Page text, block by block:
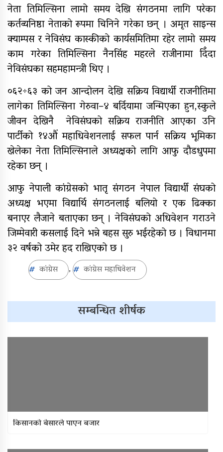
यौनिक तथा लैङ्गिक अल्पसंख्यक
बालबालिका तथा समुदायका मुद्दाका
विषयमा शिक्षकहरुलाई तालिम
राष्ट्रपति रनिङ शिल्डको जिल्ला स्तरीय
प्रतियोगिता सुरु
गर्भवतीको हेलिकप्टरबाट उद्धार
आर्थिक गणनाकाे लागि खटिए गणक
आजदेखि देशभर आर्थिक गणना सुरु हुँदै
एम्बुलेन्स दुर्घटना : दुईको मृत्यु,दुई
सामुदायिक विद्यालयलाई
फुटबल हस्तान्तरण
नेता तिमिल्सिना लामो समय देखि संगठनमा लागि परेका
कर्तव्यनिष्ठा नेताको रूपमा चिनिने गरेका छन् । अमृत साइन्स
क्याम्पस र नेविसंघ कास्कीको कार्यसमितिमा रहेर लामो समय
काम गरेका तिमिल्सिना नैनसिंह महरले राजीनामा दिँदा
नेविसंघका सहमहामन्त्री थिए ।
०६२÷६३ को जन आन्दोलन देखि सक्रिय विद्यार्थी राजनीतिमा
लागेका तिमिल्सिना गेरुवा–४ बर्दियामा जन्मिएका हुन,स्कुले
जीवन देखिनै नेविसंघको सक्रिय राजनीति आएका उनि
पार्टीको १४औं महाधिवेशनलाई सफल पार्न सक्रिय भूमिका
खेलेका नेता तिमिल्सिनाले अध्यक्षको लागि आफु दौडधुपमा
रहेका छन् ।
आफु नेपाली कांग्रेसको भातृ संगठन नेपाल विद्यार्थी संघको
अध्यक्ष भएमा विद्यार्थि संगठनलाई बलियो र एक ढिक्का
बनाएर लैजाने बताएका छन् । नेविसंघको अधिवेशन गराउने
जिम्मेवारी कसलाई दिने भन्ने बहस सुरु भईरहेको छ । विधानमा
३२ वर्षको उमेर हद राखिएको छ ।
कांग्रेस , कांग्रेस महाधिवेशन
सम्बन्धित शीर्षक
किसानको बेसारले पाएन बजार